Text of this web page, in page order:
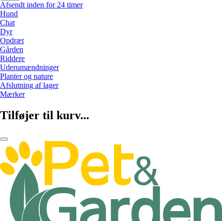
Afsendt inden for 24 timer
Hund
Chat
Dyr
Opdræt
Gården
Riddere
Uderumændninger
Planter og nature
Afslutning af lager
Mærker
Tilføjer til kurv...